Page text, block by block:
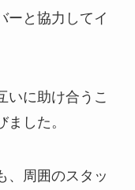
ーと協力してイ
いに助け合うこ
した。
、周囲のスタッ